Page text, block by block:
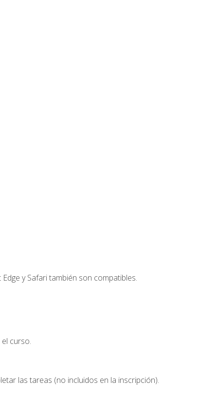
y Safari también son compatibles.
curso.
las tareas (no incluidos en la inscripción).